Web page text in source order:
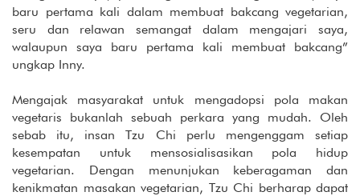
baru pertama kali dalam membuat bakcang vegetarian,
seru dan relawan semangat dalam mengajari saya,
walaupun saya baru pertama kali membuat bakcang”
ungkap Inny.
Mengajak masyarakat untuk mengadopsi pola makan
vegetaris bukanlah sebuah perkara yang mudah. Oleh
sebab itu, insan Tzu Chi perlu mengenggam setiap
kesempatan untuk mensosialisasikan pola hidup
vegetarian. Dengan menunjukan keberagaman dan
kenikmatan masakan vegetarian, Tzu Chi berharap dapat